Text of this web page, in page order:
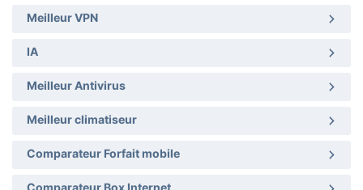
Meilleur VPN
IA
Meilleur Antivirus
Meilleur climatiseur
Comparateur Forfait mobile